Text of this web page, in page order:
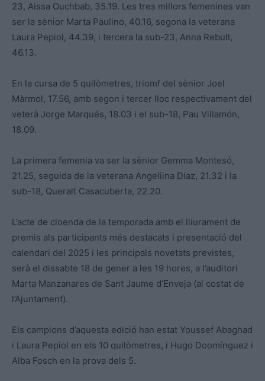
23, Aissa Ouchbab, 35.19. Les tres millors femenines van
ser la sènior Marta Paulino, 40.16, segona la veterana
Laura Pepiol, 44.39, i tercera la sub-23, Anna Rebull,
46.13.
En la cursa de 5 quilòmetres, triomf del sènior Joel
Màrmol, 17.56, amb segon i tercer lloc respectivament del
veterà Jorge Marqués, 18.03 i el sub-18, Pau Villamón,
18.09.
La primera femenia va ser la sènior Gemma Montesó,
21.25, seguida de la veterana Angeliina Díaz, 21.32 i la
sub-18, Queralt Casacuberta, 22.20.
L’acte de cloenda de la temporada amb el lliurament de
premis als participants més destacats i presentació del
calendari del 2025 i les principals novetats previstes,
serà el dissabte 18 de gener a les 19 hores, a l’auditori
Marta Manzanares de Sant Jaume d’Enveja (al costat de
l’Ajuntament).
Els campions d’aquesta edició han estat Youssef Abaghad
i Laura Pepiol en els 10 quilòmetres, i Hugo Doomínguez i
Alba Fosch en la prova dels 5.